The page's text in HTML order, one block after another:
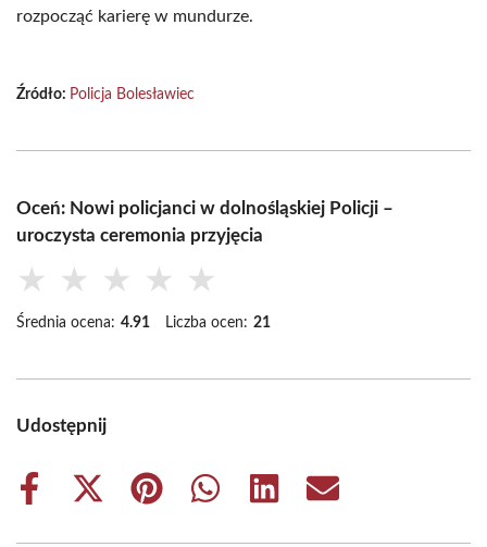
rozpocząć karierę w mundurze.
Źródło: Policja Bolesławiec
Oceń: Nowi policjanci w dolnośląskiej Policji –
uroczysta ceremonia przyjęcia
★ ★ ★ ★ ★
Średnia ocena: 4.91 Liczba ocen: 21
Udostępnij
Share
Share
Share
Share
Share
Share